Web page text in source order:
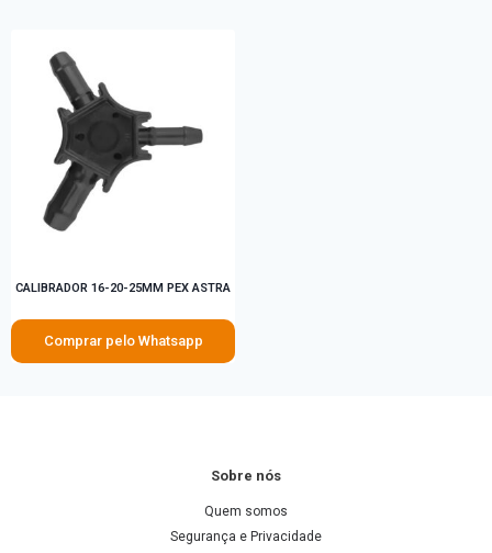
CALIBRADOR 16-20-25MM PEX ASTRA
Comprar pelo Whatsapp
Sobre nós
Quem somos
Segurança e Privacidade